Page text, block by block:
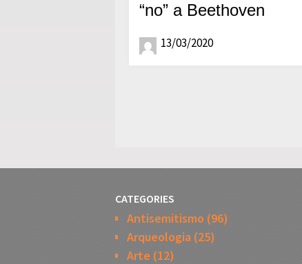
“no” a Beethoven
13/03/2020
CATEGORIES
Antisemitismo (96)
Arqueologia (25)
Arte (12)